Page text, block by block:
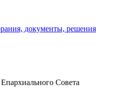
документы, решения
Совета